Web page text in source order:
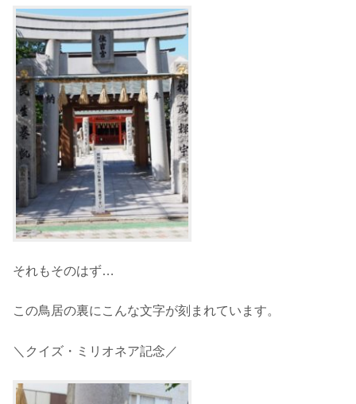
それもそのはず…
この鳥居の裏にこんな文字が刻まれています。
＼クイズ・ミリオネア記念／